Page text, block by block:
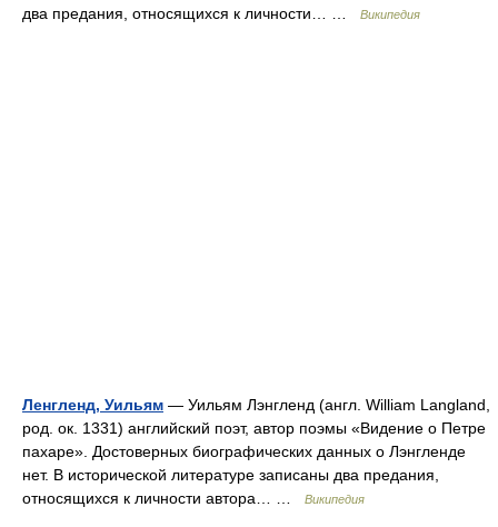
два предания, относящихся к личности… …
Википедия
Ленгленд, Уильям — Уильям Лэнгленд (англ. William Langland,
род. ок. 1331) английский поэт, автор поэмы «Видение о Петре
пахаре». Достоверных биографических данных о Лэнгленде
нет. В исторической литературе записаны два предания,
относящихся к личности автора… …
Википедия